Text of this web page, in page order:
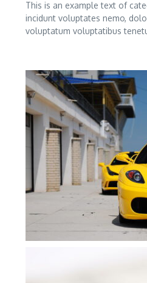
This is an example text of
incidunt voluptates nemo,
voluptatum voluptatibus